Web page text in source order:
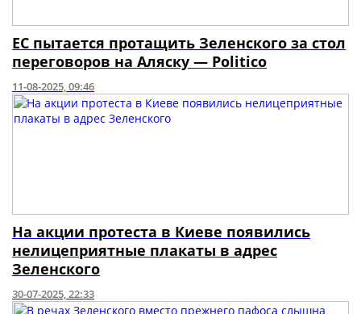
ЕС пытается протащить Зеленского за стол
переговоров на Аляску — Politico
11-08-2025, 09:46
На акции протеста в Киеве появились
нелицеприятные плакаты в адрес
Зеленского
30-07-2025, 22:33